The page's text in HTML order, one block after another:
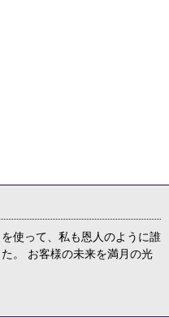
使って、私も恩人のように誰
。 お客様の未来を満月の光